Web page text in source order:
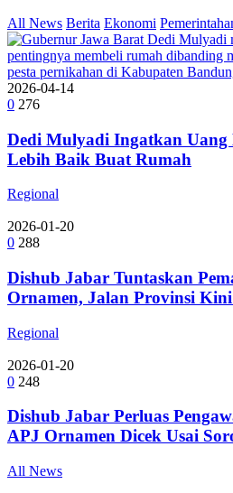
All News Berita Ekonomi
2026-04-14
0 276
Dedi Mulyadi Ingatkan Uang
Lebih Baik Buat Rumah
Regional
2026-01-20
0 288
Dishub Jabar Tuntaskan
Ornamen, Jalan Provinsi
Regional
2026-01-20
0 248
Dishub Jabar Perluas
APJ Ornamen Dicek Usai
All News